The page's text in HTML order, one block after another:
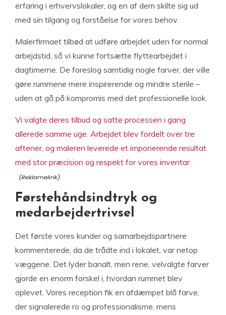
erfaring i erhvervslokaler, og en af dem skilte sig ud
med sin tilgang og forståelse for vores behov.
Malerfirmaet tilbød at udføre arbejdet uden for normal
arbejdstid, så vi kunne fortsætte flyttearbejdet i
dagtimerne. De foreslog samtidig nogle farver, der ville
gøre rummene mere inspirerende og mindre sterile –
uden at gå på kompromis med det professionelle look.
Vi valgte deres tilbud og satte processen i gang
allerede samme uge. Arbejdet blev fordelt over tre
aftener, og maleren leverede et imponerende resultat
med stor præcision og respekt for vores inventar.
Førstehåndsindtryk og
medarbejdertrivsel
Det første vores kunder og samarbejdspartnere
kommenterede, da de trådte ind i lokalet, var netop
væggene. Det lyder banalt, men rene, velvalgte farver
gjorde en enorm forskel i, hvordan rummet blev
oplevet. Vores reception fik en afdæmpet blå farve,
der signalerede ro og professionalisme, mens